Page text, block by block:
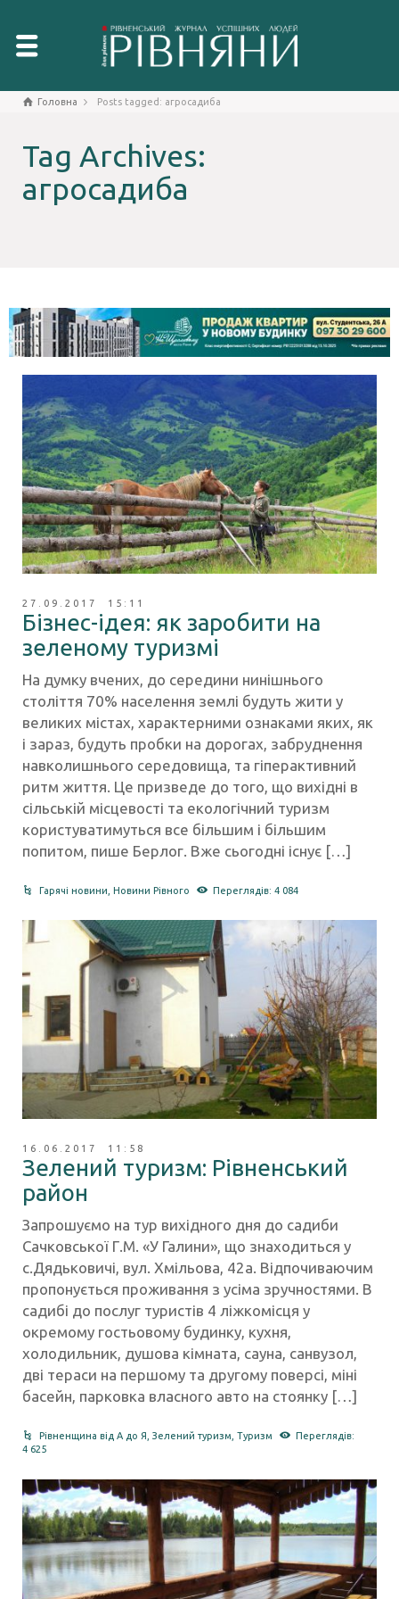
Головна Posts tagged: агросадиба
Tag Archives:
агросадиба
27.09.2017 15:11
Бізнес-ідея: як заробити на
зеленому туризмі
На думку вчених, до середини нинішнього
століття 70% населення землі будуть жити у
великих містах, характерними ознаками яких, як
і зараз, будуть пробки на дорогах, забруднення
навколишнього середовища, та гіперактивний
ритм життя. Це призведе до того, що вихідні в
сільській місцевості та екологічний туризм
користуватимуться все більшим і більшим
попитом, пише Берлог. Вже сьогодні існує […]
Гарячі новини Новини Рівного Переглядів: 4 084
16.06.2017 11:58
Зелений туризм: Рівненський
район
Запрошуємо на тур вихідного дня до садиби
Сачковської Г.М. «У Галини», що знаходиться у
с.Дядьковичі, вул. Хмільова, 42а. Відпочиваючим
пропонується проживання з усіма зручностями. В
садибі до послуг туристів 4 ліжкомісця у
окремому гостьовому будинку, кухня,
холодильник, душова кімната, сауна, санвузол,
дві тераси на першому та другому поверсі, міні
басейн, парковка власного авто на стоянку […]
Рівненщина від А до Я,Зелений туризм,Туризм
Переглядів:
4 625